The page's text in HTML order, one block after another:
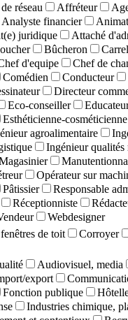
réseau Affréteur
Analyste financier
juridique Attaché
Bûcheron
d'equipe Chef de
Comédien Conducteur
Directeur
Eco-conseiller
Esthéticienne-cosméticienne
agroalimentaire
Ingénieur qualités
Opérateur sur
Pâtissier Responsable
Réceptionniste
Webdesigner
de toit Corroyer
Audiovisuel, media
export
Fonction publique
Industries chimique,